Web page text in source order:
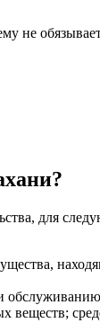
не
для